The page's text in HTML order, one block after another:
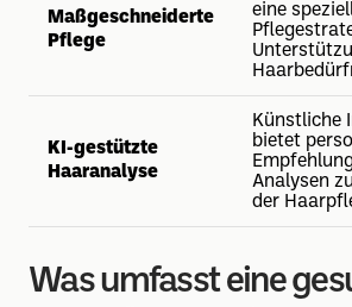
Maßgeschneiderte
Pflege
eine
KI-gestützte
Haaranalyse
Künstliche
bietet
Analysen
der
Was umfasst eine